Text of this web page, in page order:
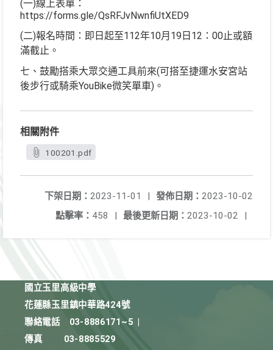
(一)線上表單：
https://forms.gle/QsRFJvNwnfiUtXED9
(二)報名時間：即日起至112年10月19日12：00止或額
滿截止。
七、鼓勵搭乘大眾交通工具前來(可搭至捷運水安宮站
後步行或騎乘YouBike微笑單車)。
相關附件
100201.pdf
發佈日期： 2023-10-02
下架日期： 2023-11-01
|
最後更新日期： 2023-10-02 |
點擊率： 458 |
國立玉里高級中學
花蓮縣玉里鎮中華路424號
聯絡電話
03-8886171~5
傳真
03-8885529